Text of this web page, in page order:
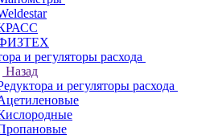
и регуляторы расхода
Назад
и регуляторы расхода